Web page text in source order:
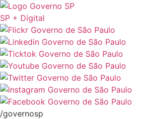
SP + Digital
/governosp